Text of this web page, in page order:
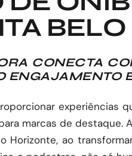
CONECTA
ENGAJAMENTO
experiências
marcas de destaque.
Horizonte, ao